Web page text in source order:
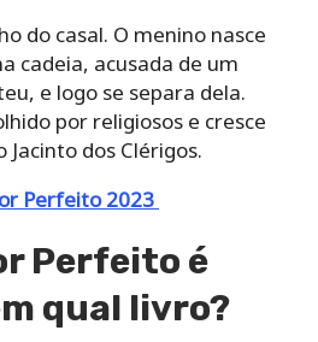
do casal. O menino nasce
cadeia, acusada de um
e logo se separa dela.
por religiosos e cresce
dos Clérigos.
Perfeito 2023
Perfeito é
qual livro?